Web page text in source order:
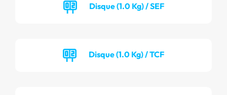
Disque (1.0 Kg) / SEF
Disque (1.0 Kg) / TCF